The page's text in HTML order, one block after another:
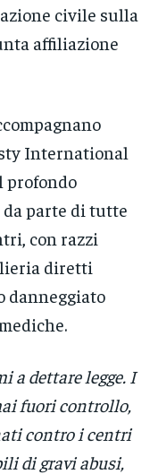
civile sulla
affiliazione
International
profondo
parte di tutte
con razzi
diretti
danneggiato
a dettare legge. I
fuori controllo,
contro i centri
di gravi abusi,